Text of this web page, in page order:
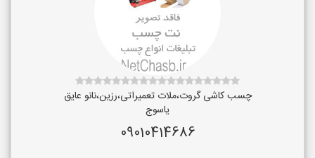
چسب کاشی گروت،ملات تعمیراتی،رزین،نانو عایق
یاسوج
09010414686